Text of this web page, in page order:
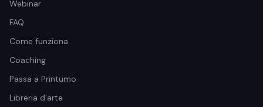
Webinar
FAQ
Come funziona
Coaching
Passa a Printumo
Libreria d'arte